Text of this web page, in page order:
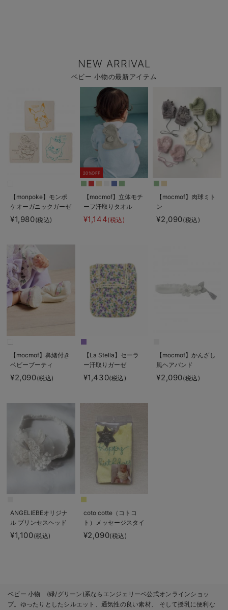
NEW ARRIVAL
ベビー 小物の最新アイテム
【monpoke】モンポ
ケオーガニックガーゼ
ハンカチ3枚組
¥1,980(税込)
20%OFF
【mocmof】立体モチ
ーフ汗取りタオル
¥1,144(税込)
【mocmof】肉球ミト
ン
¥2,090(税込)
【mocmof】鼻緒付き
ベビーブーティ
¥2,090(税込)
【La Stella】セーラ
ー汗取りガーゼ
¥1,430(税込)
【mocmof】かんざし
風ヘアバンド
¥2,090(税込)
ANGELIEBEオリジナ
ル プリンセスヘッド
ドレス
¥1,100(税込)
coto cotte（コトコ
ト）メッセージスタイ
｜出産 祝い
¥2,090(税込)
ベビー 小物 (緑/グリーン)系ならエンジェリーベ公式オンラインショッ
プ。ゆったりとしたシルエット、通気性の良い素材、 そして授乳に便利な